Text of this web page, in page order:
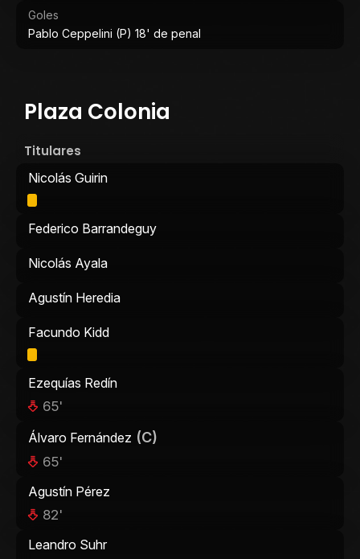
Goles
Pablo Ceppelini (P) 18' de penal
Plaza Colonia
Titulares
Nicolás Guirin
Federico Barrandeguy
Nicolás Ayala
Agustín Heredia
Facundo Kidd
Ezequías Redín
65'
Álvaro Fernández (C)
65'
Agustín Pérez
82'
Leandro Suhr